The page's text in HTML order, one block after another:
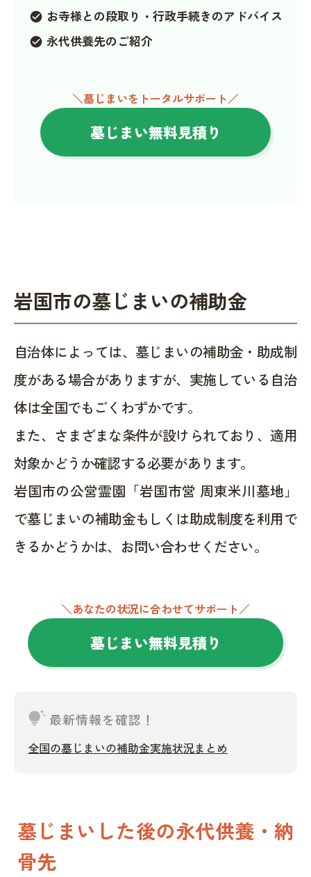
check_circle お寺様との段取り・行政手続きのアドバイス
check_circle 永代供養先のご紹介
＼墓じまいをトータルサポート／
墓じまい無料見積り
岩国市の墓じまいの補助金
自治体によっては、墓じまいの補助金・助成制
度がある場合がありますが、実施している自治
体は全国でもごくわずかです。
また、さまざまな条件が設けられており、適用
対象かどうか確認する必要があります。
岩国市の公営霊園「岩国市営 周東米川墓地」
で墓じまいの補助金もしくは助成制度を利用で
きるかどうかは、お問い合わせください。
＼あなたの状況に合わせてサポート／
墓じまい無料見積り
tips_and_updates 最新情報を確認！
全国の墓じまいの補助金実施状況まとめ
墓じまいした後の永代供養・納
骨先